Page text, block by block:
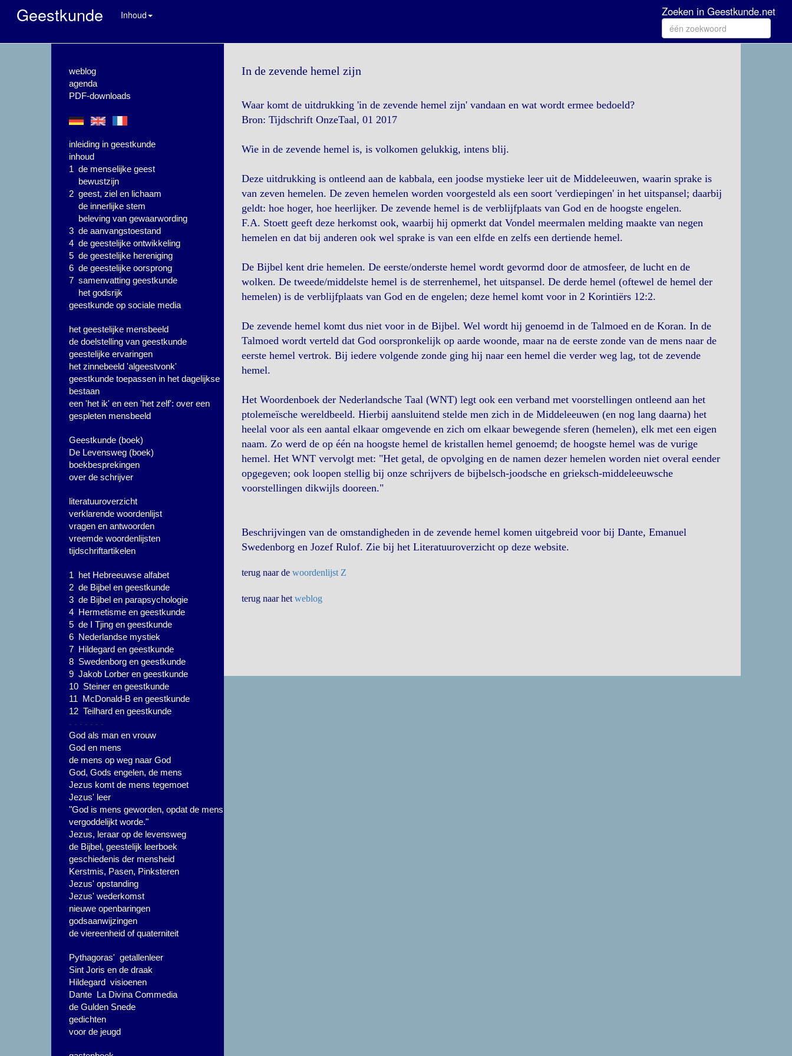
Geestkunde Inhoud Zoeken in Geestkunde.net
weblog
agenda
PDF-downloads
inleiding in geestkunde
inhoud
1 de menselijke geest
bewustzijn
2 geest, ziel en lichaam
de innerlijke stem
beleving van gewaarwording
3 de aanvangstoestand
4 de geestelijke ontwikkeling
5 de geestelijke hereniging
6 de geestelijke oorsprong
7 samenvatting geestkunde
het godsrijk
geestkunde op sociale media
het geestelijke mensbeeld
de doelstelling van geestkunde
geestelijke ervaringen
het zinnebeeld 'algeestvonk'
geestkunde toepassen in het dagelijkse
bestaan
een 'het ik' en een 'het zelf': over een
gespleten mensbeeld
Geestkunde (boek)
De Levensweg (boek)
boekbesprekingen
over de schrijver
literatuuroverzicht
verklarende woordenlijst
vragen en antwoorden
vreemde woordenlijsten
tijdschriftartikelen
1 het Hebreeuwse alfabet
2 de Bijbel en geestkunde
3 de Bijbel en parapsychologie
4 Hermetisme en geestkunde
5 de I Tjing en geestkunde
6 Nederlandse mystiek
7 Hildegard en geestkunde
8 Swedenborg en geestkunde
9 Jakob Lorber en geestkunde
10 Steiner en geestkunde
11 McDonald-B en geestkunde
12 Teilhard en geestkunde
- - - - - - -
God als man en vrouw
God en mens
de mens op weg naar God
God, Gods engelen, de mens
Jezus komt de mens tegemoet
Jezus' leer
"God is mens geworden, opdat de mens
vergoddelijkt worde."
Jezus, leraar op de levensweg
de Bijbel, geestelijk leerboek
geschiedenis der mensheid
Kerstmis, Pasen, Pinksteren
Jezus' opstanding
Jezus' wederkomst
nieuwe openbaringen
godsaanwijzingen
de viereenheid of quaterniteit
Pythagoras' getallenleer
Sint Joris en de draak
Hildegard visioenen
Dante La Divina Commedia
de Gulden Snede
gedichten
voor de jeugd
In de zevende hemel zijn
Waar komt de uitdrukking 'in de zevende hemel zijn' vandaan en wat wordt ermee bedoeld?
Bron: Tijdschrift OnzeTaal, 01 2017
Wie in de zevende hemel is, is volkomen gelukkig, intens blij.
Deze uitdrukking is ontleend aan de kabbala, een joodse mystieke leer uit de Middeleeuwen, waarin sprake is
van zeven hemelen. De zeven hemelen worden voorgesteld als een soort 'verdiepingen' in het uitspansel; daarbij
geldt: hoe hoger, hoe heerlijker. De zevende hemel is de verblijfplaats van God en de hoogste engelen.
F.A. Stoett geeft deze herkomst ook, waarbij hij opmerkt dat Vondel meermalen melding maakte van negen
hemelen en dat bij anderen ook wel sprake is van een elfde en zelfs een dertiende hemel.
De Bijbel kent drie hemelen. De eerste/onderste hemel wordt gevormd door de atmosfeer, de lucht en de
wolken. De tweede/middelste hemel is de sterrenhemel, het uitspansel. De derde hemel (oftewel de hemel der
hemelen) is de verblijfplaats van God en de engelen; deze hemel komt voor in 2 Korintiërs 12:2.
De zevende hemel komt dus niet voor in de Bijbel. Wel wordt hij genoemd in de Talmoed en de Koran. In de
Talmoed wordt verteld dat God oorspronkelijk op aarde woonde, maar na de eerste zonde van de mens naar de
eerste hemel vertrok. Bij iedere volgende zonde ging hij naar een hemel die verder weg lag, tot de zevende
hemel.
Het Woordenboek der Nederlandsche Taal (WNT) legt ook een verband met voorstellingen ontleend aan het
ptolemeïsche wereldbeeld. Hierbij aansluitend stelde men zich in de Middeleeuwen (en nog lang daarna) het
heelal voor als een aantal elkaar omgevende en zich om elkaar bewegende sferen (hemelen), elk met een eigen
naam. Zo werd de op één na hoogste hemel de kristallen hemel genoemd; de hoogste hemel was de vurige
hemel. Het WNT vervolgt met: "Het getal, de opvolging en de namen dezer hemelen worden niet overal eender
opgegeven; ook loopen stellig bij onze schrijvers de bijbelsch-joodsche en grieksch-middeleeuwsche
voorstellingen dikwijls dooreen."
Beschrijvingen van de omstandigheden in de zevende hemel komen uitgebreid voor bij Dante, Emanuel
Swedenborg en Jozef Rulof. Zie bij het Literatuuroverzicht op deze website.
terug naar de woordenlijst Z
terug naar het weblog